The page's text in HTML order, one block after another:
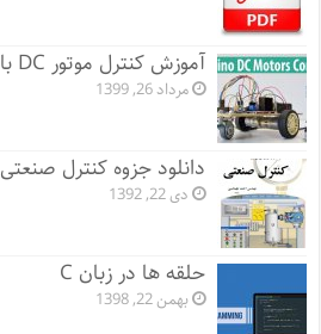
آموزش کنترل موتور DC با آردوینو
مرداد 26, 1399
دانلود جزوه کنترل صنعتی
دی 22, 1392
حلقه ها در زبان C
بهمن 22, 1398